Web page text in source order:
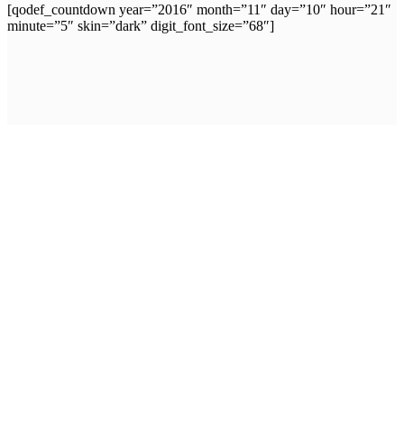
[qodef_countdown year=”2016″ month=”11″ day=”10″ hour=”21″
minute=”5″ skin=”dark” digit_font_size=”68″]